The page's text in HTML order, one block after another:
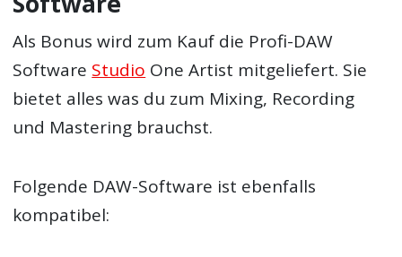
Als Bonus wird zum Kauf die Profi-DAW
Software Studio One Artist mitgeliefert. Sie
bietet alles was du zum Mixing, Recording
und Mastering brauchst.
Folgende DAW-Software ist ebenfalls
kompatibel: